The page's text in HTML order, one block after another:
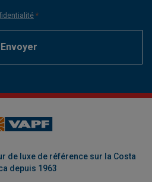
*
Envoyer
de luxe de référence sur la Costa
depuis 1963